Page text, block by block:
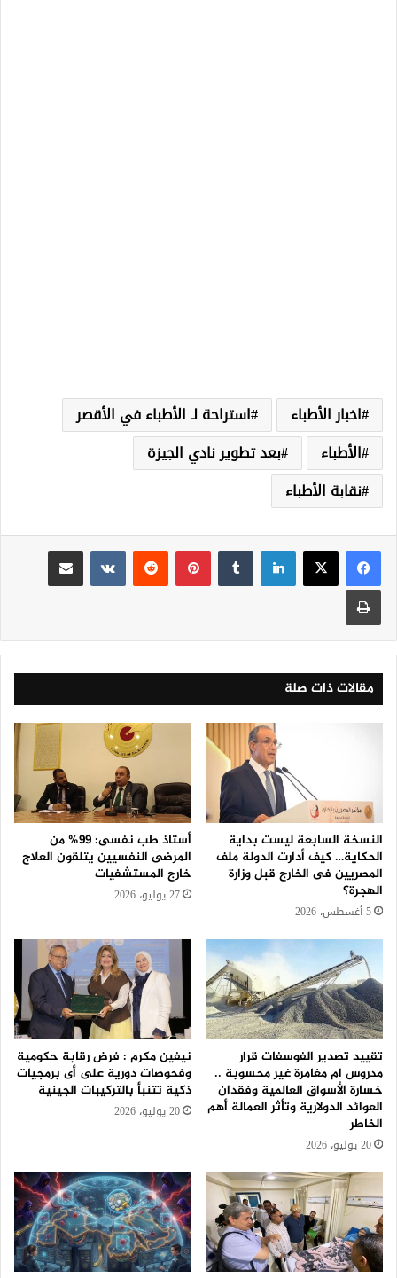
اخبار الأطباء
استراحة لـ الأطباء في الأقصر
الأطباء
بعد تطوير نادي الجيزة
نقابة الأطباء
لينكدإن بينتيريست
مقالات ذات صلة
النسخة السابعة ليست بداية
الحكاية… كيف أدارت الدولة ملف
المصريين فى الخارج قبل وزارة
الهجرة؟
5 أغسطس، 2026
أستاذ طب نفسى: 99% من
المرضى النفسيين يتلقون العلاج
خارج المستشفيات
27 يوليو، 2026
تقييد تصدير الفوسفات قرار
مدروس ام مغامرة غير محسوبة ..
خسارة الأسواق العالمية وفقدان
العوائد الدولارية وتأثر العمالة أهم
الخاطر
20 يوليو، 2026
نيفين مكرم : فرض رقابة حكومية
وفحوصات دورية على أى برمجيات
ذكية تتنبأ بالتركيبات الجينية
20 يوليو، 2026